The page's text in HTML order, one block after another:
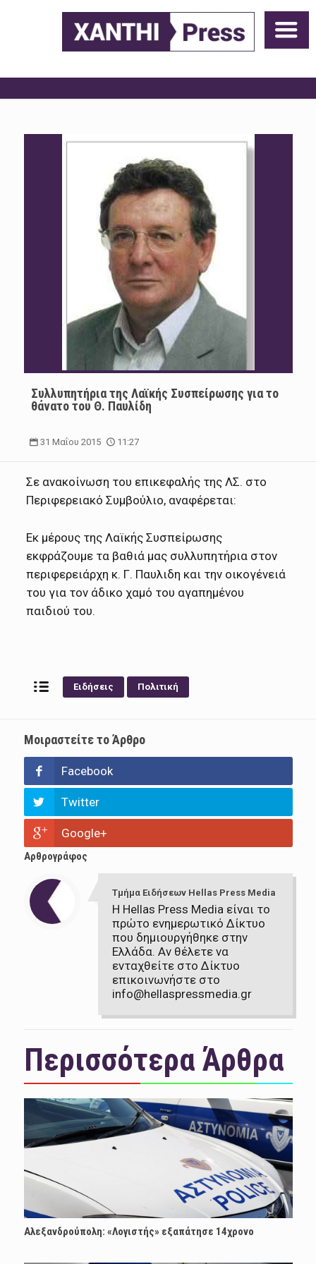
Συλλυπητήρια της Λαϊκής Συσπείρωσης για το
θάνατο του Θ. Παυλίδη
31 Μαΐου 2015 11:27
Σε ανακοίνωση του επικεφαλής της ΛΣ. στο
Περιφερειακό Συμβούλιο, αναφέρεται:
Εκ μέρους της Λαϊκής Συσπείρωσης
εκφράζουμε τα βαθιά μας συλλυπητήρια στον
περιφερειάρχη κ. Γ. Παυλιδη και την οικογένειά
του για τον άδικο χαμό του αγαπημένου
παιδιού του.
Ειδήσεις Πολιτική
Μοιραστείτε το Άρθρο
Facebook
Twitter
Google+
Αρθρογράφος
Τμήμα Ειδήσεων Hellas Press Media
Η Hellas Press Media είναι το
πρώτο ενημερωτικό Δίκτυο
που δημιουργήθηκε στην
Ελλάδα. Αν θέλετε να
ενταχθείτε στο Δίκτυο
επικοινωνήστε στο
info@hellaspressmedia.gr
Περισσότερα Άρθρα
Αλεξανδρούπολη: «Λογιστής» εξαπάτησε 14χρονο